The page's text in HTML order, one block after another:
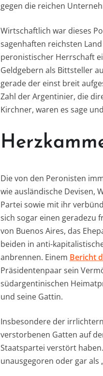
gegen die reichen
Wirtschaftlich war dieses
sagenhaften reichsten
peronistischer Herrschaft
Geldgebern als Bittsteller
gerade der einst breit
Zahl der Argentinier, die
Kirchner, waren es sage
Die von den Peronisten
wie ausländische Devisen,
Partei sowie mit ihr
sich sogar einen geradezu
von Buenos Aires, das
beiden in anti-
anbrennen. Einem Bericht
Präsidentenpaar sein
südargentinischen
und seine Gattin.
Insbesondere der
verstorbenen Gatten auf
Staatspartei verstört
unausgegoren oder gar als